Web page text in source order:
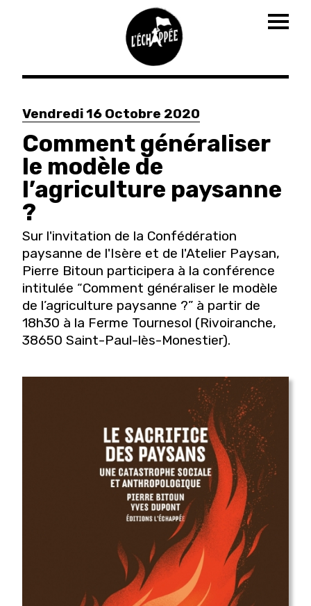
Aller
contenu
principal
Vendredi 16 Octobre 2020
Comment généraliser
le modèle de
l’agriculture paysanne
?
Sur l'invitation de la Confédération
paysanne de l'Isère et de l'Atelier Paysan,
Pierre Bitoun participera à la conférence
intitulée “Comment généraliser le modèle
de l’agriculture paysanne ?” à partir de
18h30 à la Ferme Tournesol (Rivoiranche,
38650 Saint-Paul-lès-Monestier).